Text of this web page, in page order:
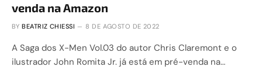
venda na Amazon
BY BEATRIZ CHIESSI 8 DE AGOSTO DE 2022
A Saga dos X-Men Vol.03 do autor Chris Claremont e o
ilustrador John Romita Jr. já está em pré-venda na…